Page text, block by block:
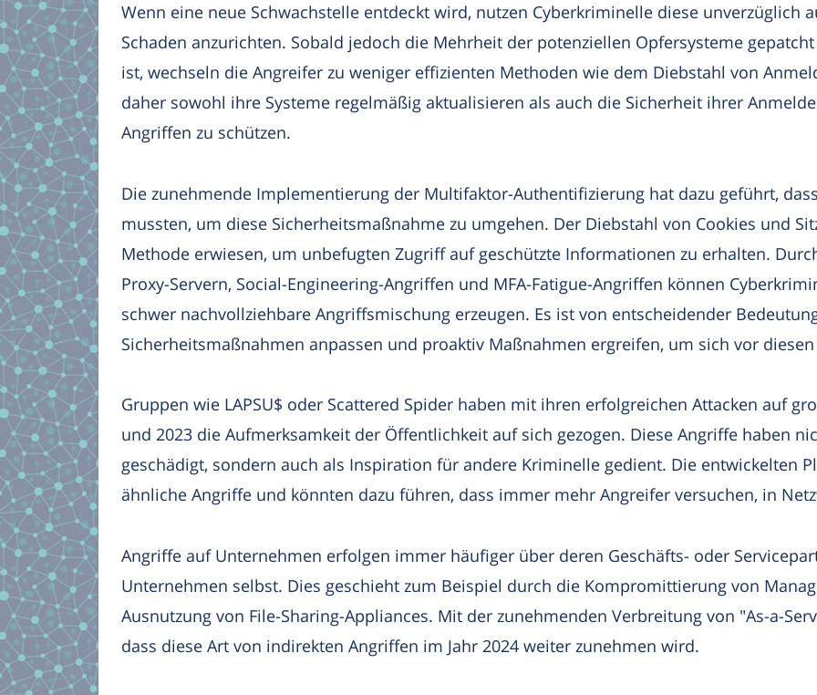
Wenn eine neue Schwachstelle entdeckt wird, nutzen Cyberkriminelle diese unverzüglich
Schaden anzurichten. Sobald jedoch die Mehrheit der potenziellen Opfersysteme
ist, wechseln die Angreifer zu weniger effizienten Methoden wie dem Diebstahl von
daher sowohl ihre Systeme regelmäßig aktualisieren als auch die Sicherheit ihrer
Angriffen zu schützen.
Die zunehmende Implementierung der Multifaktor-Authentifizierung hat dazu geführt,
mussten, um diese Sicherheitsmaßnahme zu umgehen. Der Diebstahl von Cookies und
Methode erwiesen, um unbefugten Zugriff auf geschützte Informationen zu erhalten.
Proxy-Servern, Social-Engineering-Angriffen und MFA-Fatigue-Angriffen können
schwer nachvollziehbare Angriffsmischung erzeugen. Es ist von entscheidender
Sicherheitsmaßnahmen anpassen und proaktiv Maßnahmen ergreifen, um sich vor
Gruppen wie LAPSU$ oder Scattered Spider haben mit ihren erfolgreichen Attacken auf
und 2023 die Aufmerksamkeit der Öffentlichkeit auf sich gezogen. Diese Angriffe haben
geschädigt, sondern auch als Inspiration für andere Kriminelle gedient. Die entwickelten
ähnliche Angriffe und könnten dazu führen, dass immer mehr Angreifer versuchen, in
Angriffe auf Unternehmen erfolgen immer häufiger über deren Geschäfts- oder
Unternehmen selbst. Dies geschieht zum Beispiel durch die Kompromittierung von
Ausnutzung von File-Sharing-Appliances. Mit der zunehmenden Verbreitung von "As-a-
dass diese Art von indirekten Angriffen im Jahr 2024 weiter zunehmen wird.